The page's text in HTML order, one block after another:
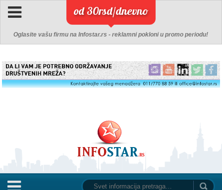
od 30rsd/dnevno
Oglasite vašu firmu na Infostar.rs - reklamni pokloni u promo periodu!